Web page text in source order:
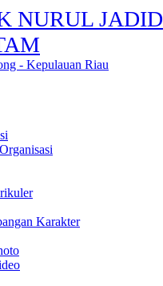
NURUL JADID
- Kepulauan Riau
Karakter